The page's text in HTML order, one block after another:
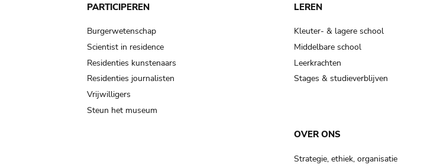
PARTICIPEREN
Burgerwetenschap
Scientist in residence
Residenties kunstenaars
Residenties journalisten
Vrijwilligers
Steun het museum
LEREN
Kleuter- & lagere school
Middelbare school
Leerkrachten
Stages & studieverblijven
OVER ONS
Strategie, ethiek, organisatie